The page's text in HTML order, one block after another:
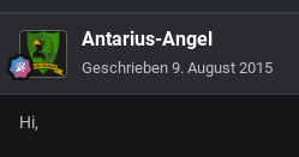
Antarius-Angel
Geschrieben 9. August 2015
Hi,